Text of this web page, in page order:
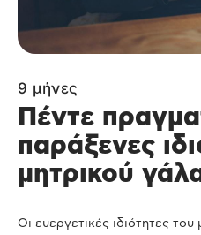
9 μήνες
Πέντε
παράξενες
μητρικού
Οι ευεργετικές ιδιότητες του